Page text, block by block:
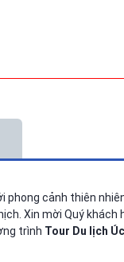
phong cảnh thiên
Xin mời Quý khách
trình Tour Du lịch